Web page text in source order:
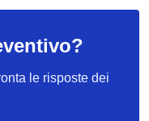
le risposte dei